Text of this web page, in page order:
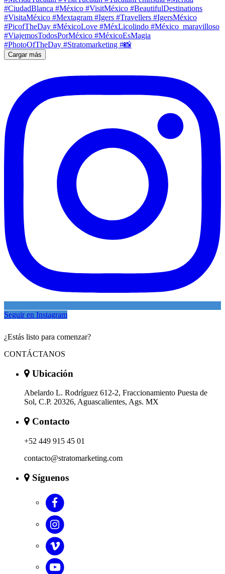
Cargar más
Seguir en Instagram
¿Estás listo para comenzar?
CONTÁCTANOS
Ubicación
Abelardo L. Rodríguez 612-2, Fraccionamiento Puesta de
Sol, C.P. 20326, Aguascalientes, Ags. MX
Contacto
+52 449 915 45 01
contacto@stratomarketing.com
Síguenos